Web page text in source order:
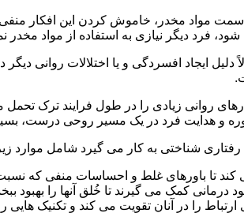
سمت مواد مخدر، خاموش کردن این افکار
فرد دیگر نیازی به استفاده از مواد مخدر
دلیل ایجاد افسردگی و یا اختلالات روانی
روانی زیادی را در طول فرایند ترک
و هدایت فرد در یک مسیر روحی درست،
شناختی به کار می گیرد شامل موارد
تا باورهای غلط و احساسات منفی که نسبت
درمانی کمک می گیرند تا خُلق آنها را بهبود
ارتباط را در آنان تقویت می کند و تکنیک هایی